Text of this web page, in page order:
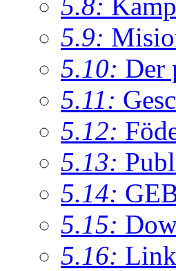
5.9:
5.10: Der
5.11:
5.12:
5.13:
5.14:
5.15:
5.16: